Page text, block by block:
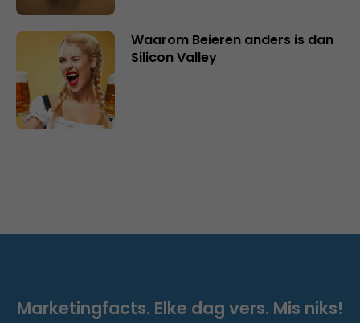
Waarom Beieren anders is dan
Silicon Valley
Marketingfacts. Elke dag vers. Mis niks!